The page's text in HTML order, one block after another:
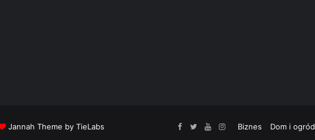
Jannah Theme by TieLabs Biznes Dom i ogród